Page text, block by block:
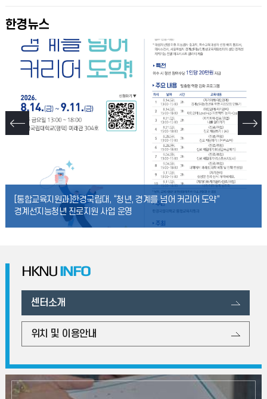
한경뉴스
[통합교육지원과]한경국립대, “청년, 경계를 넘어 커리어 도약”
경계선지능청년 진로지원 사업 운영
HKNUINFO
센터소개
위치 및 이용안내